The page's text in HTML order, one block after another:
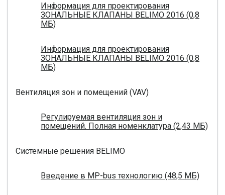
Информация для проектирования
ЗОНАЛЬНЫЕ КЛАПАНЫ BELIMO 2016 (0,8
МБ)
Информация для проектирования
ЗОНАЛЬНЫЕ КЛАПАНЫ BELIMO 2016 (0,8
МБ)
Вентиляция зон и помещений (VAV)
Регулируемая вентиляция зон и
помещений. Полная номенклатура (2,43 МБ)
Системные решения BELIMO
Введение в MP-bus технологию (48,5 МБ)